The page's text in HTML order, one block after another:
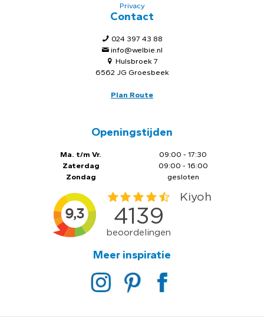
Privacy
Contact
024 397 43 88
info@welbie.nl
Hulsbroek 7
6562 JG Groesbeek
Plan Route
Openingstijden
Ma. t/m Vr.
Zaterdag
Zondag
09:00 - 17:30
09:00 - 16:00
gesloten
Meer inspiratie